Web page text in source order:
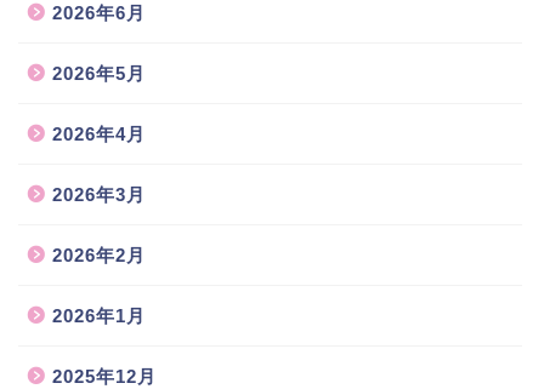
2026年6月
2026年5月
2026年4月
2026年3月
2026年2月
2026年1月
2025年12月